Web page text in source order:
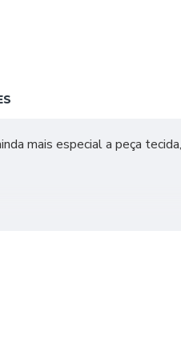
mais especial a peça